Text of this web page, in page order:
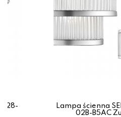
Lampa ścienna
02B-B5AC